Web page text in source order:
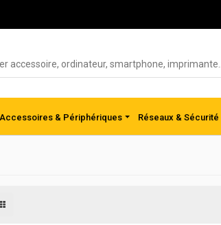
Accessoires & Périphériques Réseaux & Sécurité